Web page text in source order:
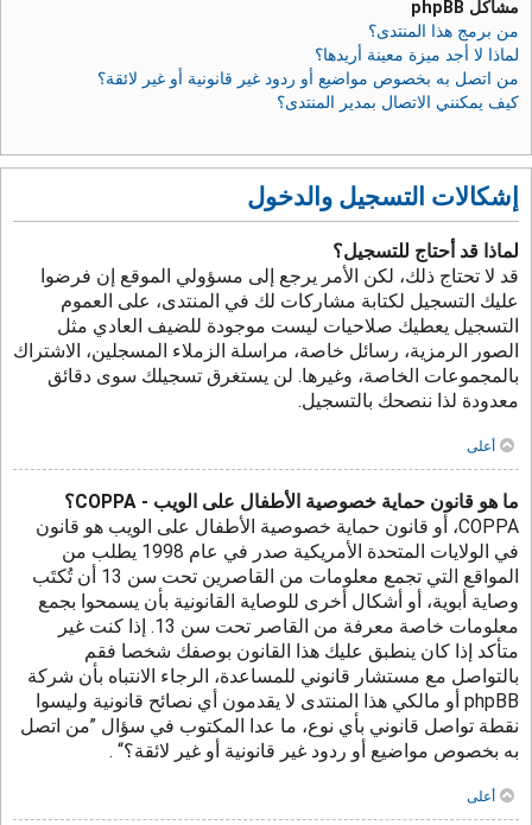
مشاكل phpBB
من برمج هذا المنتدى؟
لماذا لا أجد ميزة معينة أريدها؟
من اتصل به بخصوص مواضيع أو ردود غير قانونية أو غير لائقة؟
كيف يمكنني الاتصال بمدير المنتدى؟
إشكالات التسجيل والدخول
لماذا قد أحتاج للتسجيل؟
قد لا تحتاج ذلك، لكن الأمر يرجع إلى مسؤولي الموقع إن فرضوا
عليك التسجيل لكتابة مشاركات لك في المنتدى، على العموم
التسجيل يعطيك صلاحيات ليست موجودة للضيف العادي مثل
الصور الرمزية، رسائل خاصة، مراسلة الزملاء المسجلين، الاشتراك
بالمجموعات الخاصة، وغيرها. لن يستغرق تسجيلك سوى دقائق
معدودة لذا ننصحك بالتسجيل.
أعلى
ما هو قانون حماية خصوصية الأطفال على الويب - COPPA؟
COPPA، أو قانون حماية خصوصية الأطفال على الويب هو قانون
في الولايات المتحدة الأمريكية صدر في عام 1998 يطلب من
المواقع التي تجمع معلومات من القاصرين تحت سن 13 أن تُكتَب
وصاية أبوية، أو أشكال أخرى للوصاية القانونية بأن يسمحوا بجمع
معلومات خاصة معرفة من القاصر تحت سن 13. إذا كنت غير
متأكد إذا كان ينطبق عليك هذا القانون بوصفك شخصا فقم
بالتواصل مع مستشار قانوني للمساعدة، الرجاء الانتباه بأن شركة
phpBB أو مالكي هذا المنتدى لا يقدمون أي نصائح قانونية وليسوا
نقطة تواصل قانوني بأي نوع، ما عدا المكتوب في سؤال ”من اتصل
به بخصوص مواضيع أو ردود غير قانونية أو غير لائقة؟“ .
أعلى